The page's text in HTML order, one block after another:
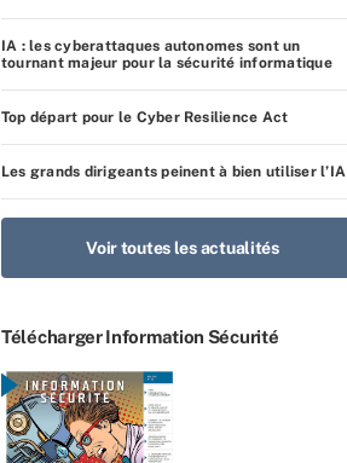
IA : les cyberattaques autonomes sont un
tournant majeur pour la sécurité informatique
Top départ pour le Cyber Resilience Act
Les grands dirigeants peinent à bien utiliser l’IA
Voir toutes les actualités
Télécharger Information Sécurité